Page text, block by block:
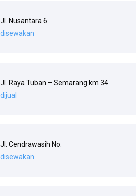
Jl. Nusantara 6
disewakan
Jl. Raya Tuban – Semarang km 34
dijual
Jl. Cendrawasih No.
disewakan